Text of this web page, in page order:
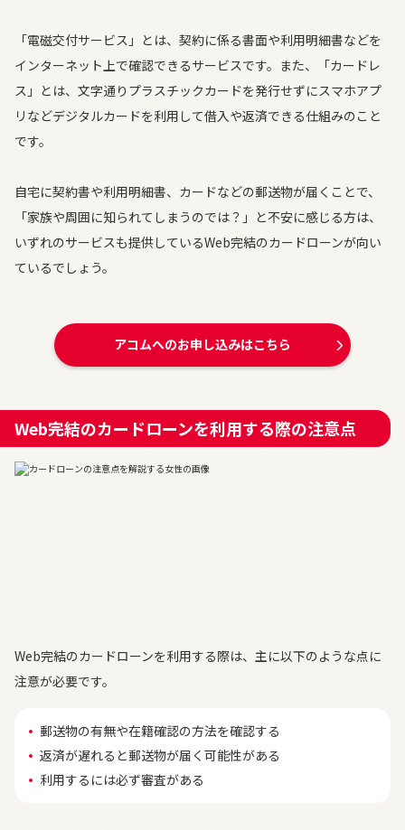
「電磁交付サービス」とは、契約に係る書面や利用明細書などを
インターネット上で確認できるサービスです。また、「カードレ
ス」とは、文字通りプラスチックカードを発行せずにスマホアプ
リなどデジタルカードを利用して借入や返済できる仕組みのこと
です。
自宅に契約書や利用明細書、カードなどの郵送物が届くことで、
「家族や周囲に知られてしまうのでは？」と不安に感じる方は、
いずれのサービスも提供しているWeb完結のカードローンが向い
ているでしょう。
アコムへのお申し込みはこちら
Web完結のカードローンを利用する際の注意点
Web完結のカードローンを利用する際は、主に以下のような点に
注意が必要です。
郵送物の有無や在籍確認の方法を確認する
返済が遅れると郵送物が届く可能性がある
利用するには必ず審査がある